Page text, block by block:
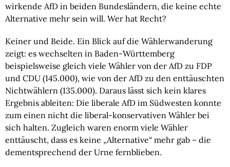
wirkende AfD in beiden Bundesländern, die keine echte
Alternative mehr sein will. Wer hat Recht?
Keiner und Beide. Ein Blick auf die Wählerwanderung
zeigt: es wechselten in Baden-Württemberg
beispielsweise gleich viele Wähler von der AfD zu FDP
und CDU (145.000), wie von der AfD zu den enttäuschten
Nichtwählern (135.000). Daraus lässt sich kein klares
Ergebnis ableiten: Die liberale AfD im Südwesten konnte
zum einen nicht die liberal-konservativen Wähler bei
sich halten. Zugleich waren enorm viele Wähler
enttäuscht, dass es keine „Alternative“ mehr gab – die
dementsprechend der Urne fernblieben.